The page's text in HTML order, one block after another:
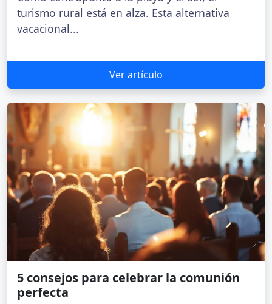
turismo rural está en alza. Esta alternativa
vacacional...
Ver artículo
5 consejos para celebrar la comunión
perfecta